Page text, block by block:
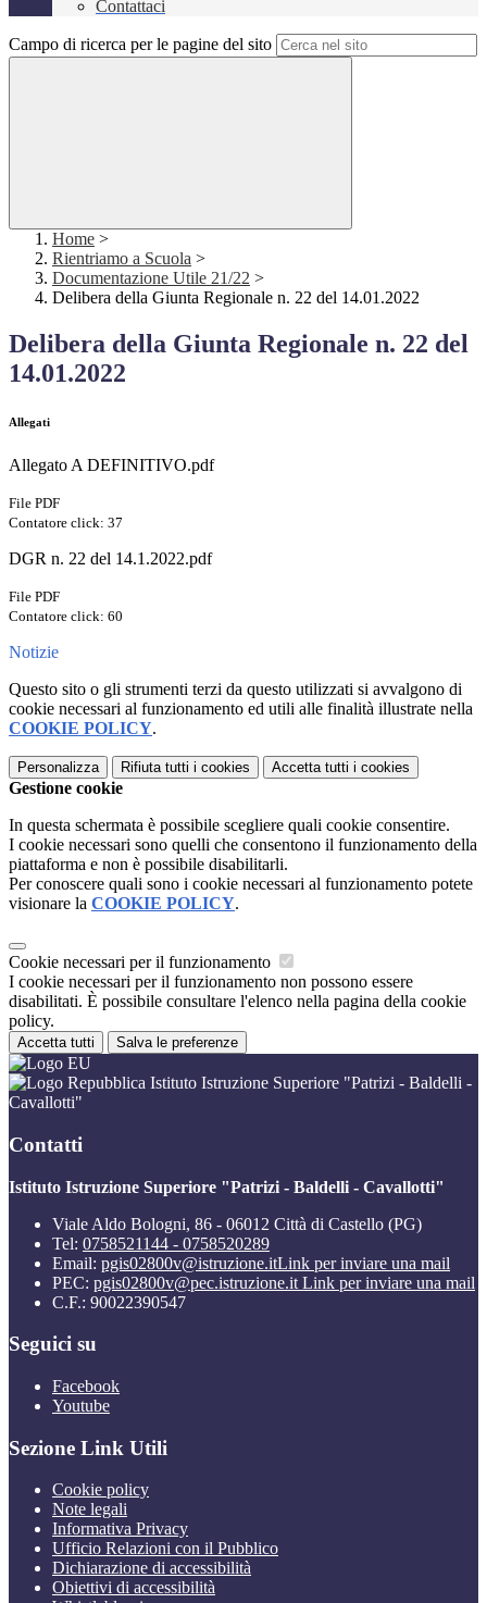
Contattaci
Campo di ricerca per le pagine del sito
Home >
Rientriamo a Scuola >
Documentazione Utile 21/22 >
Delibera della Giunta Regionale n. 22 del 14.01.2022
Delibera della Giunta Regionale n. 22 del
14.01.2022
Allegati
Allegato A DEFINITIVO.pdf
File PDF
Contatore click: 37
DGR n. 22 del 14.1.2022.pdf
File PDF
Contatore click: 60
Notizie
Questo sito o gli strumenti terzi da questo utilizzati si avvalgono di
cookie necessari al funzionamento ed utili alle finalità illustrate nella
COOKIE POLICY.
Personalizza Rifiuta tutti i cookies Accetta tutti i cookies
Gestione cookie
In questa schermata è possibile scegliere quali cookie consentire.
I cookie necessari sono quelli che consentono il funzionamento della
piattaforma e non è possibile disabilitarli.
Per conoscere quali sono i cookie necessari al funzionamento potete
visionare la COOKIE POLICY.
Cookie necessari per il funzionamento
I cookie necessari per il funzionamento non possono essere
disabilitati. È possibile consultare l'elenco nella pagina della cookie
policy.
Accetta tutti Salva le preferenze
Istituto Istruzione Superiore "Patrizi - Baldelli -
Cavallotti"
Contatti
Istituto Istruzione Superiore "Patrizi - Baldelli - Cavallotti"
Viale Aldo Bologni, 86 - 06012 Città di Castello (PG)
Tel: 0758521144 - 0758520289
Email: pgis02800v@istruzione.itLink per inviare una mail
PEC: pgis02800v@pec.istruzione.it Link per inviare una mail
C.F.: 90022390547
Seguici su
Facebook
Youtube
Sezione Link Utili
Cookie policy
Note legali
Informativa Privacy
Ufficio Relazioni con il Pubblico
Dichiarazione di accessibilità
Obiettivi di accessibilità